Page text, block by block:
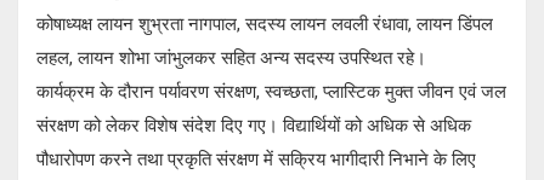
कोषाध्यक्ष लायन शुभ्रता नागपाल, सदस्य लायन लवली रंधावा, लायन डिंपल
लहल, लायन शोभा जांभुलकर सहित अन्य सदस्य उपस्थित रहे।
कार्यक्रम के दौरान पर्यावरण संरक्षण, स्वच्छता, प्लास्टिक मुक्त जीवन एवं जल
संरक्षण को लेकर विशेष संदेश दिए गए। विद्यार्थियों को अधिक से अधिक
पौधारोपण करने तथा प्रकृति संरक्षण में सक्रिय भागीदारी निभाने के लिए